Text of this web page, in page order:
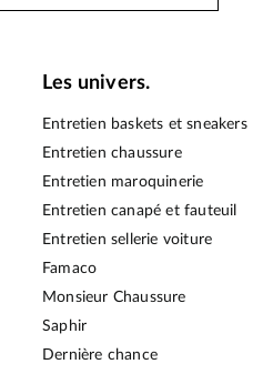
Les univers.
Entretien baskets et sneakers
Entretien chaussure
Entretien maroquinerie
Entretien canapé et fauteuil
Entretien sellerie voiture
Famaco
Monsieur Chaussure
Saphir
Dernière chance